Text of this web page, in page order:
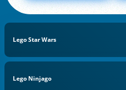
Lego Star Wars
Lego Ninjago